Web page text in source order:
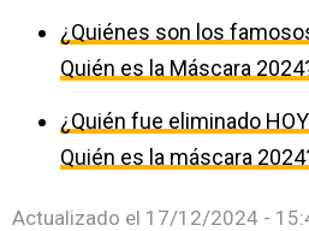
¿Quiénes son los
Quién es la Máscara
¿Quién fue eliminado
Quién es la máscara
Actualizado el 17/12/2024 -